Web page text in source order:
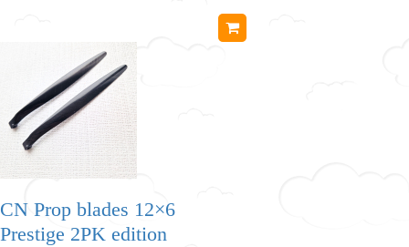
CN Prop blades 12×6
Prestige 2PK edition